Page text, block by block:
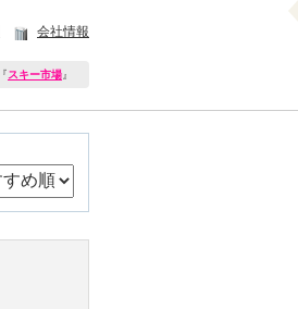
会社情報
『スキー市場』